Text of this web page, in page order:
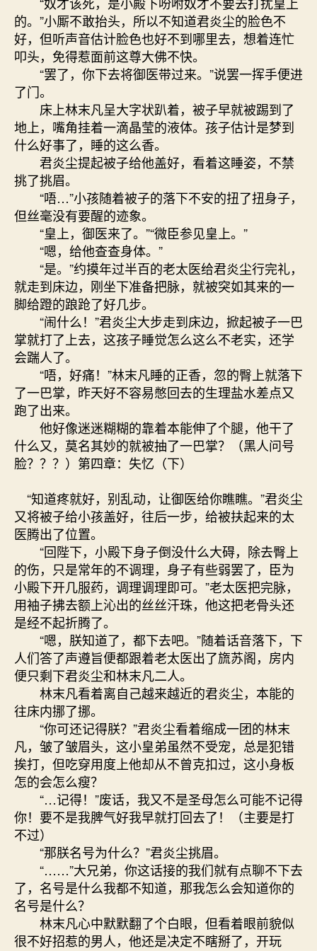
的。”小厮不敢抬头，所以不知道君炎尘的脸色不
好，但听声音估计脸色也好不到哪里去，想着连忙
叩头，免得惹面前这尊大佛不快。
“罢了，你下去将御医带过来。”说罢一挥手便进
了门。
床上林末凡呈大字状趴着，被子早就被踢到了
地上，嘴角挂着一滴晶莹的液体。孩子估计是梦到
什么好事了，睡的这么香。
君炎尘提起被子给他盖好，看着这睡姿，不禁
挑了挑眉。
“唔…”小孩随着被子的落下不安的扭了扭身子，
但丝毫没有要醒的迹象。
“皇上，御医来了。”“微臣参见皇上。”
“嗯，给他查查身体。”
“是。”约摸年过半百的老太医给君炎尘行完礼，
就走到床边，刚坐下准备把脉，就被突如其来的一
脚给蹬的踉跄了好几步。
“闹什么！”君炎尘大步走到床边，掀起被子一巴
掌就打了上去，这孩子睡觉怎么这么不老实，还学
会踹人了。
“唔，好痛！”林末凡睡的正香，忽的臀上就落下
了一巴掌，昨天好不容易憋回去的生理盐水差点又
跑了出来。
他好像迷迷糊糊的靠着本能伸了个腿，他干了
什么又，莫名其妙的就被抽了一巴掌？（黑人问号
脸？？？）第四章：失忆（下）
“知道疼就好，别乱动，让御医给你瞧瞧。”君炎尘
又将被子给小孩盖好，往后一步，给被扶起来的太
医腾出了位置。
“回陛下，小殿下身子倒没什么大碍，除去臀上
的伤，只是常年的不调理，身子有些弱罢了，臣为
小殿下开几服药，调理调理即可。”老太医把完脉，
用袖子拂去额上沁出的丝丝汗珠，他这把老骨头还
是经不起折腾了。
“嗯，朕知道了，都下去吧。”随着话音落下，下
人们答了声遵旨便都跟着老太医出了旒苏阁，房内
便只剩下君炎尘和林末凡二人。
林末凡看着离自己越来越近的君炎尘，本能的
往床内挪了挪。
“你可还记得朕？”君炎尘看着缩成一团的林末
凡，皱了皱眉头，这小皇弟虽然不受宠，总是犯错
挨打，但吃穿用度上他却从不曾克扣过，这小身板
怎的会怎么瘦？
“…记得！”废话，我又不是圣母怎么可能不记得
你！要不是我脾气好我早就打回去了！（主要是打
不过）
“那朕名号为什么？”君炎尘挑眉。
“……”大兄弟，你这话接的我们就有点聊不下去
了，名号是什么我都不知道，那我怎么会知道你的
名号是什么？
林末凡心中默默翻了个白眼，但看着眼前貌似
很不好招惹的男人，他还是决定不瞎掰了，开玩